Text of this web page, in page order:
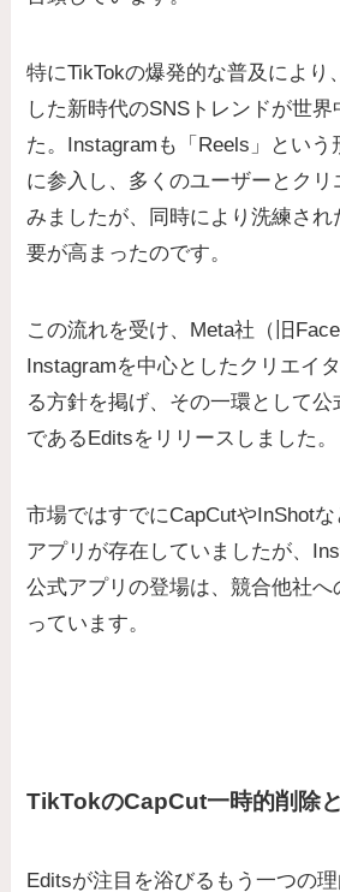
特にTikTokの爆発的な普及により
した新時代のSNSトレンドが世界
た。Instagramも「Reels」という
に参入し、多くのユーザーとクリ
みましたが、同時により洗練さ
要が高まったのです。
この流れを受け、Meta社（旧
Instagramを中心としたクリエイ
る方針を掲げ、その一環として公
であるEditsをリリースしました。
市場ではすでにCapCutやInShot
アプリが存在していましたが、
公式アプリの登場は、競合他社へ
っています。
TikTokのCapCut一時的削除
Editsが注目を浴びるもう一つの